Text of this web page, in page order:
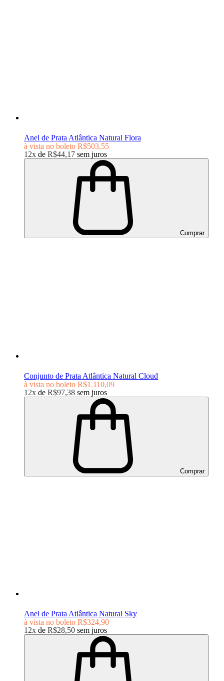
Anel de Prata Atlântica Natural Flora
à vista no boleto R$503,55
12x de R$44,17 sem juros
Comprar
Conjunto de Prata Atlântica Natural Cloud
à vista no boleto R$1.110,09
12x de R$97,38 sem juros
Comprar
Anel de Prata Atlântica Natural Sky
à vista no boleto R$324,90
12x de R$28,50 sem juros